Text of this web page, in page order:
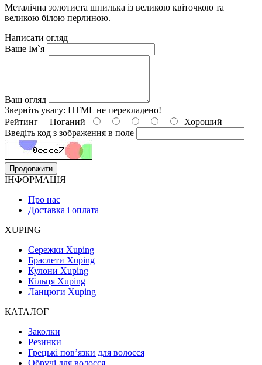
Металічна золотиста шпилька із великою квіточкою та
великою білою перлиною.
Написати огляд
Ваше Ім`я
Ваш огляд
Зверніть увагу: HTML не перекладено!
Рейтинг Поганий
Хороший
Введіть код з зображення в поле
Продовжити
ІНФОРМАЦІЯ
Про нас
Доставка і оплата
XUPING
Сережки Xuping
Браслети Xuping
Кулони Xuping
Кільця Xuping
Ланцюги Xuping
КАТАЛОГ
Заколки
Резинки
Грецькі пов’язки для волосся
Обручі для волосся